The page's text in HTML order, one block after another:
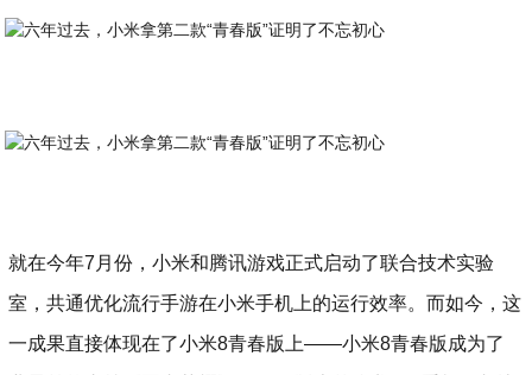
就在今年7月份，小米和腾讯游戏正式启动了联合技术实验
室，共通优化流行手游在小米手机上的运行效率。而如今，这
一成果直接体现在了小米8青春版上——小米8青春版成为了